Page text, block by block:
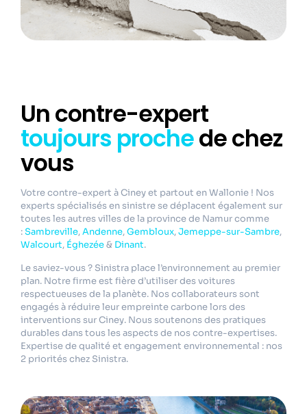
Un contre-expert
toujours prochede chez
vous
Votre contre-expert à Ciney et partout en Wallonie ! Nos
experts spécialisés en sinistre se déplacent également sur
toutes les autres villes de la province de Namur comme
:Sambreville,Andenne,Gembloux,Jemeppe-sur-Sambre,
Walcourt, Éghezée& Dinant.
Le saviez-vous ? Sinistra place l’environnement au premier
plan. Notre firme est fière d’utiliser des voitures
respectueuses de la planète. Nos collaborateurs sont
engagés à réduire leur empreinte carbone lors des
interventions sur Ciney. Nous soutenons des pratiques
durables dans tous les aspects de nos contre-expertises.
Expertise de qualité et engagement environnemental : nos
2 priorités chez Sinistra.